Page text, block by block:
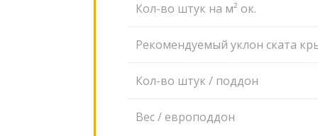
Кол-во штук на м² ок.
Рекомендуемый уклон ската
Кол-во штук / поддон
Вес / европоддон